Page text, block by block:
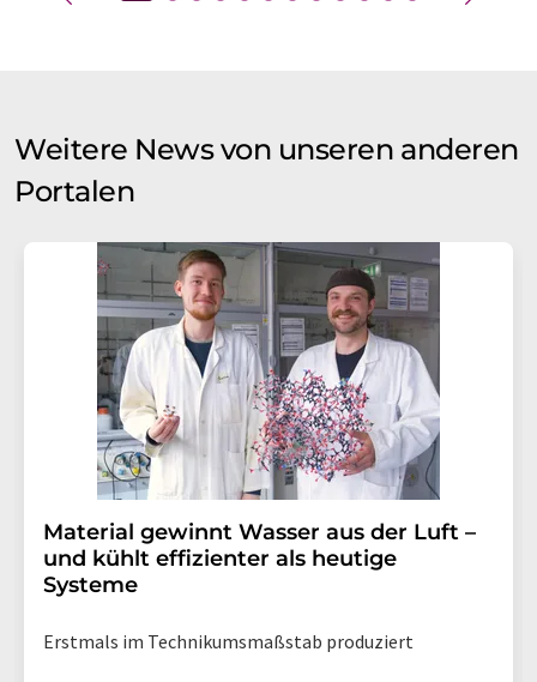
Weitere News von unseren anderen
Portalen
Material gewinnt Wasser aus der Luft –
und kühlt effizienter als heutige
Systeme
Erstmals im Technikumsmaßstab produziert